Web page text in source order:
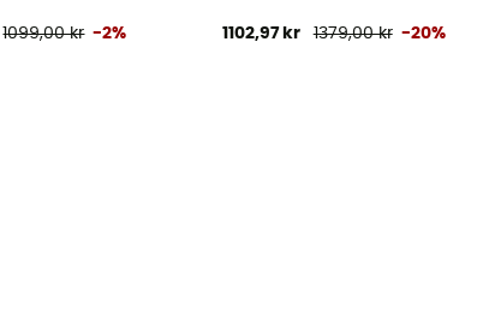
1099,00 kr -2% 1102,97 kr 1379,00 kr -20%